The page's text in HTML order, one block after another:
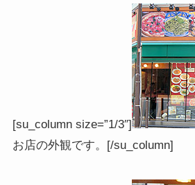
[su_column size=”1/3″]
お店の外観です。[/su_column]